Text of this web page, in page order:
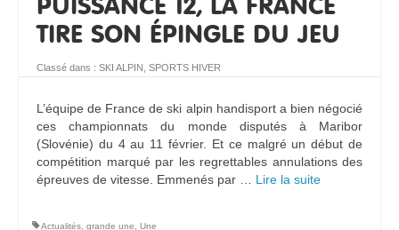
PUISSANCE 12, LA FRANCE
TIRE SON ÉPINGLE DU JEU
Classé dans : SKI ALPIN , SPORTS HIVER
L’équipe de France de ski alpin handisport a bien négocié
ces championnats du monde disputés à Maribor
(Slovénie) du 4 au 11 février. Et ce malgré un début de
compétition marqué par les regrettables annulations des
épreuves de vitesse. Emmenés par … Lire la suite­­
Actualités, grande une, Une